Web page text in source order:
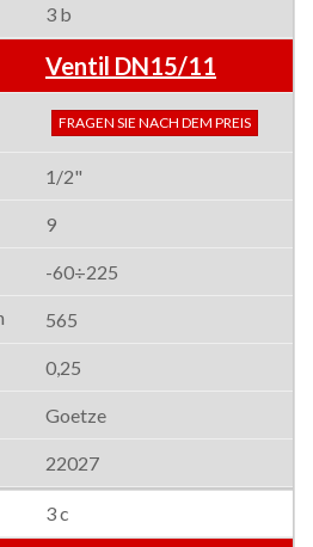
3 b
Ventil DN15/11
FRAGEN SIE NACH DEM PREIS
1/2"
9
-60÷225
565
0,25
Goetze
22027
3 c